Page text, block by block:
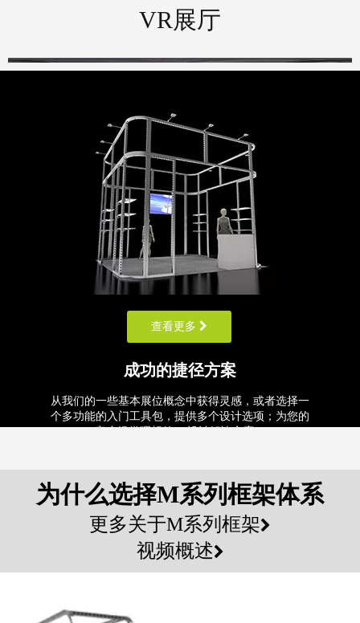
30x20ft世博会现代标准贸易展展
批发天宇M系列系统二手贸易展
可用于圣诞节房屋，城堡和定制
贸易展位的模块化m系列系统
新型便携式定制徽标产品展示
LED招牌现代贸易展展位架
定制3x3铝合金可折叠展台模块化
展台
30x20ft现代标准定制背景幕布世
博展览会展位
VR展厅
查看更多
成功的捷径方案
从我们的一些基本展位概念中获得灵感，或者选择一
个多功能的入门工具包，提供多个设计选项；为您的
为什么选择M系列框架体系
更多关于M系列框架
视频概述